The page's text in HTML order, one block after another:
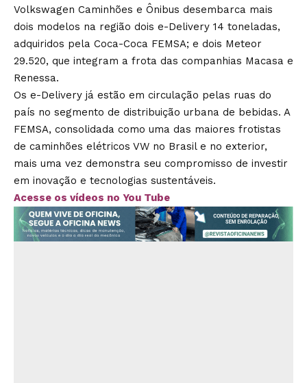
Volkswagen Caminhões e Ônibus desembarca mais
dois modelos na região dois e-Delivery 14 toneladas,
adquiridos pela Coca-Coca FEMSA; e dois Meteor
29.520, que integram a frota das companhias Macasa e
Renessa.
Os e-Delivery já estão em circulação pelas ruas do
país no segmento de distribuição urbana de bebidas. A
FEMSA, consolidada como uma das maiores frotistas
de caminhões elétricos VW no Brasil e no exterior,
mais uma vez demonstra seu compromisso de investir
em inovação e tecnologias sustentáveis.
Acesse os vídeos no You Tube